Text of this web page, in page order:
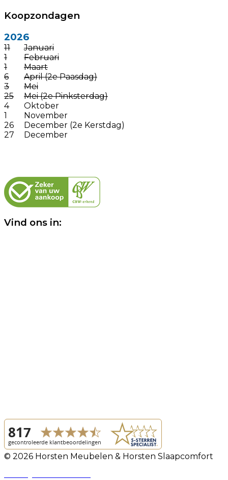
Koopzondagen
2026
11
Januari
1
Februari
1
Maart
6
April (2e Paasdag)
3
Mei
25
Mei (2e Pinksterdag)
4
Oktober
1
November
26
December (2e Kerstdag)
27
December
Vind ons in:
© 2026 Horsten Meubelen & Horsten Slaapcomfort